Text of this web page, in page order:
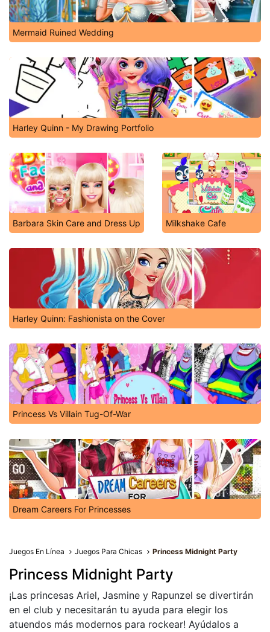
Mermaid Ruined Wedding
Harley Quinn - My Drawing Portfolio
Barbara Skin Care and Dress Up Milkshake Cafe
Harley Quinn: Fashionista on the Cover
Princess Vs Villain Tug-Of-War
Dream Careers For Princesses
Juegos En Línea Juegos Para Chicas Princess Midnight Party
Princess Midnight Party
¡Las princesas Ariel, Jasmine y Rapunzel se divertirán
en el club y necesitarán tu ayuda para elegir los
atuendos más modernos para rockear! Ayúdalos a